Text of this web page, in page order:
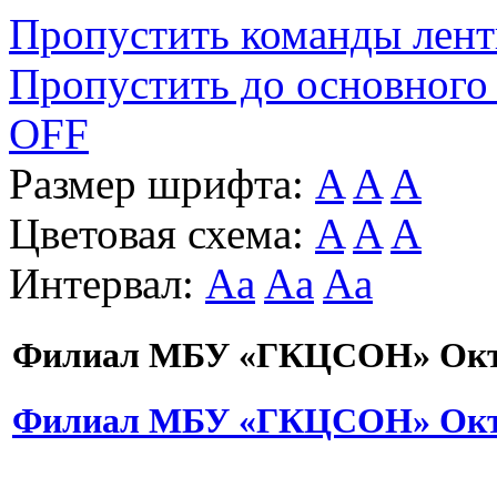
Пропустить команды
Пропустить до основного
OFF
Размер шрифта: A A A
Цветовая схема: A A A
Интервал: Aa Aa Aa
Филиал МБУ «ГКЦСОН»
Филиал МБУ «ГКЦСОН»